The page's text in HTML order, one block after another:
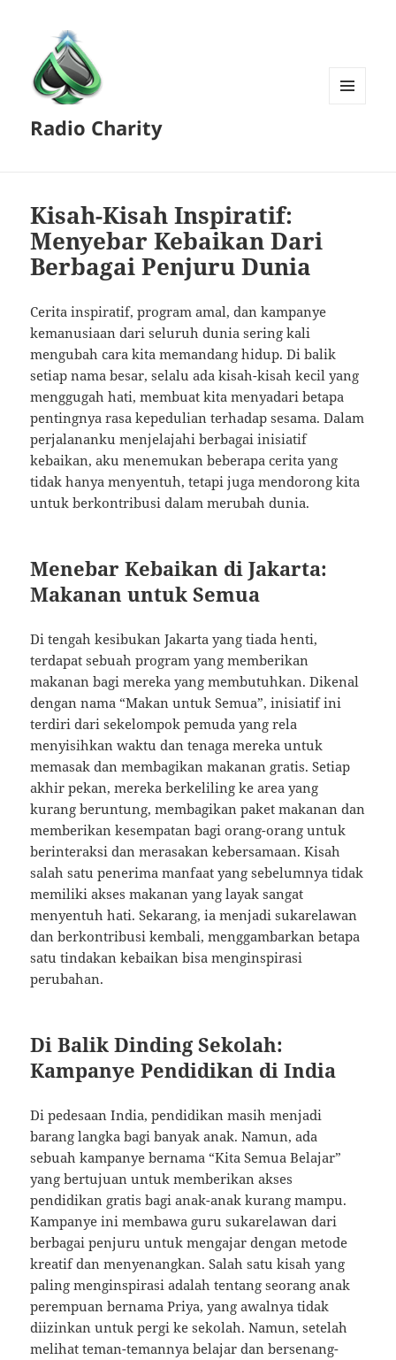
Radio Charity
Kisah-Kisah Inspiratif:
Menyebar Kebaikan Dari
Berbagai Penjuru Dunia
Cerita inspiratif, program amal, dan kampanye
kemanusiaan dari seluruh dunia sering kali
mengubah cara kita memandang hidup. Di balik
setiap nama besar, selalu ada kisah-kisah kecil yang
menggugah hati, membuat kita menyadari betapa
pentingnya rasa kepedulian terhadap sesama. Dalam
perjalananku menjelajahi berbagai inisiatif
kebaikan, aku menemukan beberapa cerita yang
tidak hanya menyentuh, tetapi juga mendorong kita
untuk berkontribusi dalam merubah dunia.
Menebar Kebaikan di Jakarta:
Makanan untuk Semua
Di tengah kesibukan Jakarta yang tiada henti,
terdapat sebuah program yang memberikan
makanan bagi mereka yang membutuhkan. Dikenal
dengan nama “Makan untuk Semua”, inisiatif ini
terdiri dari sekelompok pemuda yang rela
menyisihkan waktu dan tenaga mereka untuk
memasak dan membagikan makanan gratis. Setiap
akhir pekan, mereka berkeliling ke area yang
kurang beruntung, membagikan paket makanan dan
memberikan kesempatan bagi orang-orang untuk
berinteraksi dan merasakan kebersamaan. Kisah
salah satu penerima manfaat yang sebelumnya tidak
memiliki akses makanan yang layak sangat
menyentuh hati. Sekarang, ia menjadi sukarelawan
dan berkontribusi kembali, menggambarkan betapa
satu tindakan kebaikan bisa menginspirasi
perubahan.
Di Balik Dinding Sekolah:
Kampanye Pendidikan di India
Di pedesaan India, pendidikan masih menjadi
barang langka bagi banyak anak. Namun, ada
sebuah kampanye bernama “Kita Semua Belajar”
yang bertujuan untuk memberikan akses
pendidikan gratis bagi anak-anak kurang mampu.
Kampanye ini membawa guru sukarelawan dari
berbagai penjuru untuk mengajar dengan metode
kreatif dan menyenangkan. Salah satu kisah yang
paling menginspirasi adalah tentang seorang anak
perempuan bernama Priya, yang awalnya tidak
diizinkan untuk pergi ke sekolah. Namun, setelah
melihat teman-temannya belajar dan bersenang-